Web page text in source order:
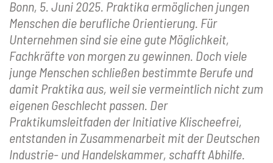
Bonn, 5. Juni 2025. Praktika ermöglichen jungen
Menschen die berufliche Orientierung. Für
Unternehmen sind sie eine gute Möglichkeit,
Fachkräfte von morgen zu gewinnen. Doch viele
junge Menschen schließen bestimmte Berufe und
damit Praktika aus, weil sie vermeintlich nicht zum
eigenen Geschlecht passen. Der
Praktikumsleitfaden der Initiative Klischeefrei,
entstanden in Zusammenarbeit mit der Deutschen
Industrie- und Handelskammer, schafft Abhilfe.